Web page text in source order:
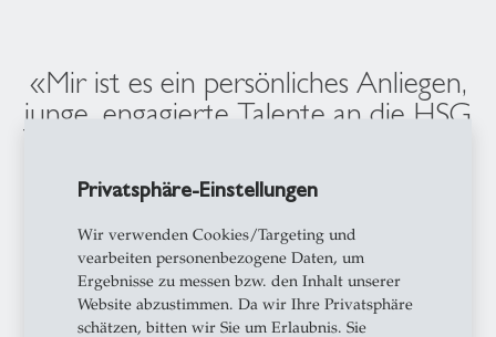
Privatsphäre-Einstellungen
Wir verwenden Cookies/Targeting und
vearbeiten personenbezogene Daten, um
Ergebnisse zu messen bzw. den Inhalt unserer
Website abzustimmen. Da wir Ihre Privatsphäre
schätzen, bitten wir Sie um Erlaubnis. Sie
«Mir ist es ein persönliches Anliegen,
junge, engagierte Talente an die HSG
zu geben, sich zu
verantwortungsvollen,
unternehmerischen Fachkräften und
Führungspersönlichkeiten zu
entwickeln.»